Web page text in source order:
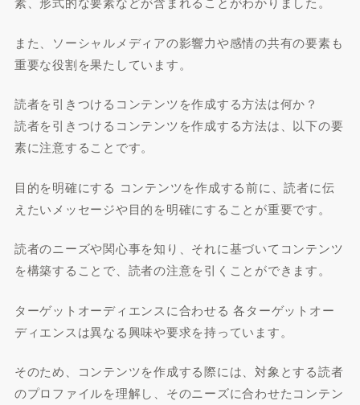
また、ソーシャルメディアの影響力や感情の共有の要素も
重要な役割を果たしています。
読者を引きつけるコンテンツを作成する方法は何か？
読者を引きつけるコンテンツを作成する方法は、以下の要
素に注意することです。
目的を明確にする コンテンツを作成する前に、読者に伝
えたいメッセージや目的を明確にすることが重要です。
読者のニーズや関心事を知り、それに基づいてコンテンツ
を構築することで、読者の注意を引くことができます。
ターゲットオーディエンスに合わせる 各ターゲットオー
ディエンスは異なる興味や要求を持っています。
そのため、コンテンツを作成する際には、対象とする読者
のプロファイルを理解し、そのニーズに合わせたコンテン